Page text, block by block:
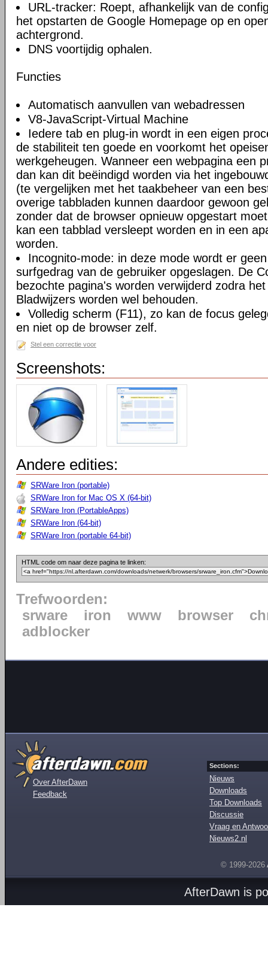
URL-tracker: Roept, afhankelijk van de
het opstarten de Google Homepage op en
achtergrond.
DNS voortijdig ophalen.
Functies
Automatisch aanvullen van webadressen
V8-JavaScript-Virtual Machine
Iedere tab en plug-in wordt in een eigen
de stabiliteit ten goede en voorkomt het
werkgeheugen. Wanneer een webpagina een
dan kan dit beëindigd worden via het
(te vergelijken met het taakbeheer van een
overige tabbladen kunnen daardoor gewoon
zonder dat de browser opnieuw opgestart
kan een tabblad versleept worden en in een
worden.
Incognito-mode: in deze mode wordt er
surfgedrag van de gebruiker opgeslagen. De
bezochte pagina's worden verwijderd zodra
Bladwijzers worden wel behouden.
Volledig scherm (F11), zo kan de focus
en niet op de browser zelf.
Stel een correctie voor
Screenshots:
Andere edities:
SRWare Iron (portable)
SRWare Iron for Mac OS X (64-bit)
SRWare Iron (PortableApps)
SRWare Iron (64-bit)
SRWare Iron (portable 64-bit)
HTML code om naar deze pagina te linken:
Trefwoorden:
srware
iron www browser
adblocker
Over AfterDawn
Feedback
Sections:
Nieuws
Downloads
Top Downloads
Discussie
Vraag en
Nieuws2.nl
© 1999-2026
AfterDawn is